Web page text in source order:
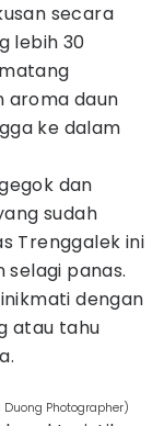
secara
lebih 30
aroma daun
ke dalam
dan
sudah
Trenggalek ini
selagi panas.
dengan
atau tahu
Photographer)